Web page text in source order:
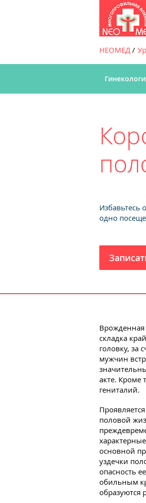
НЕОМЕД
Избавьтесь
одно
Врожденная
складка
головку, за
мужчин
акте. Кроме
гениталий.
половой
основной
уздечки
опасность
обильным
образуются